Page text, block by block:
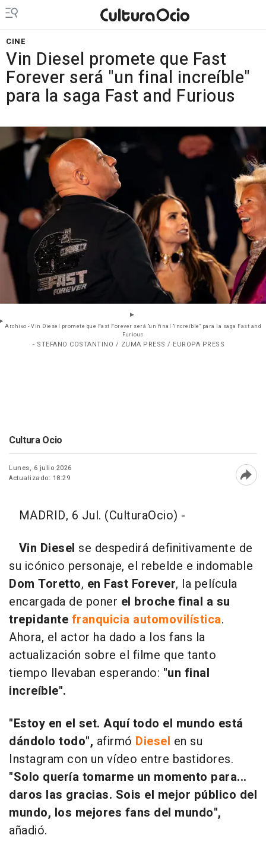
CINE
Vin Diesel promete que Fast
Forever será "un final increíble"
para la saga Fast and Furious
Archivo - Vin Diesel promete que Fast Forever será "un final "increíble" para la saga Fast and
Furious
- STEFANO COSTANTINO / ZUMA PRESS / EUROPA PRESS
Cultura Ocio
Lunes, 6 julio 2026
Actualizado: 18:29
MADRID, 6 Jul. (CulturaOcio) -
Vin Diesel se despedirá definitivamente de
su icónico personaje, el rebelde e indomable
Dom Toretto, en Fast Forever, la película
encargada de poner el broche final a su
trepidante franquicia automovilística.
Ahora, el actor ha dado a los fans la
actualización sobre el filme que tanto
tiempo llevaban esperando: "un final
increíble".
"Estoy en el set. Aquí todo el mundo está
dándolo todo", afirmó Diesel en su
Instagram con un vídeo entre bastidores.
"Solo quería tomarme un momento para...
daros las gracias. Sois el mejor público del
mundo, los mejores fans del mundo",
añadió.